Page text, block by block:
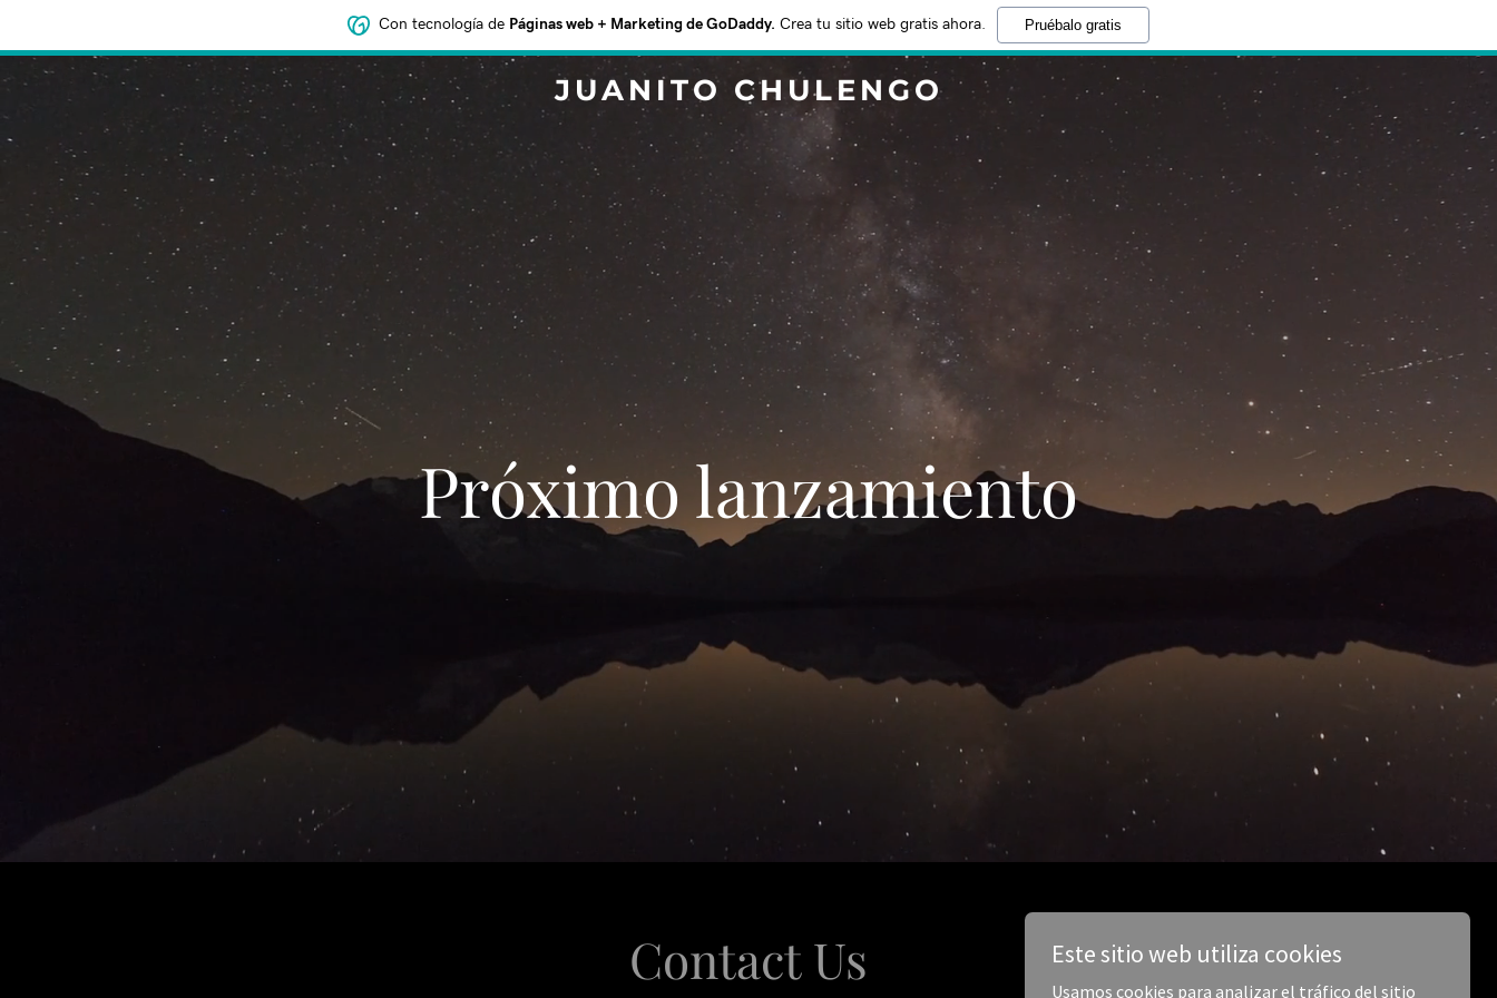
Con tecnología de Páginas web + Marketing de GoDaddy. Crea tu sitio web gratis ahora. Pruébalo gratis
JUANITO CHULENGO
‌‌Próximo lanzamiento
Contact Us Este sitio web utiliza cookies
Usamos cookies para analizar el tráfico del sitio